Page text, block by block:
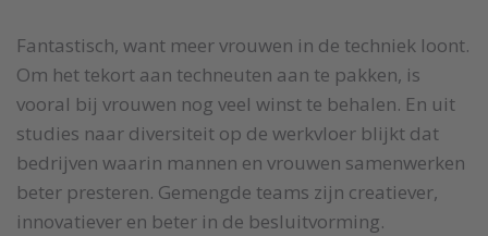
Fantastisch, want meer vrouwen in de techniek loont.
Om het tekort aan techneuten aan te pakken, is
vooral bij vrouwen nog veel winst te behalen. En uit
studies naar diversiteit op de werkvloer blijkt dat
bedrijven waarin mannen en vrouwen samenwerken
beter presteren. Gemengde teams zijn creatiever,
innovatiever en beter in de besluitvorming.